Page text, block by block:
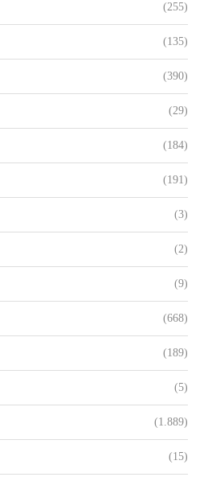
(255)
(135)
(390)
(29)
(184)
(191)
(3)
(2)
(9)
(668)
(189)
(5)
(1.889)
(15)